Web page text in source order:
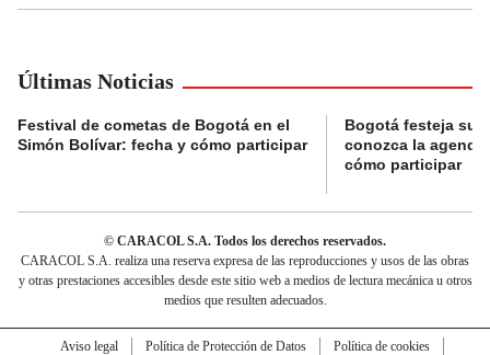
Últimas Noticias
Festival de cometas de Bogotá en el
Simón Bolívar: fecha y cómo participar
Bogotá festeja su
conozca la
cómo participar
© CARACOL S.A. Todos los derechos reservados.
CARACOL S.A. realiza una reserva expresa de las reproducciones y usos de las obras
y otras prestaciones accesibles desde este sitio web a medios de lectura mecánica u otros
medios que resulten adecuados.
Aviso legal Política de Protección de Datos
Política de cookies